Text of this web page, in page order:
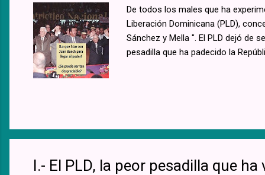
De todos los males que ha
Liberación Dominicana (PLD),
Sánchez y Mella ". El PLD dejó de
pesadilla que ha padecido la
I.- El PLD, la peor pesadilla que